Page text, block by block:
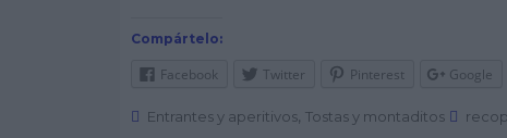
Compártelo:
Facebook Twitter Pinterest Google
Entrantes y aperitivos, Tostas y montaditos